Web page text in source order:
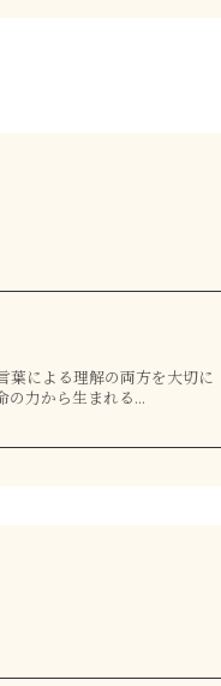
葉による理解の両方を大切に
の力から生まれる...